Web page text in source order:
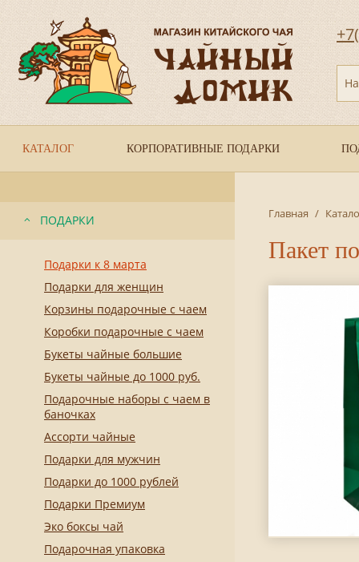
КАТАЛОГ КОРПОРАТИВНЫЕ ПОДАРКИ
ПОДАРКИ
Подарки к 8 марта
Подарки для женщин
Корзины подарочные с чаем
Коробки подарочные с чаем
Букеты чайные большие
Букеты чайные до 1000 руб.
Подарочные наборы с чаем в
баночках
Ассорти чайные
Подарки для мужчин
Подарки до 1000 рублей
Подарки Премиум
Эко боксы чай
Подарочная упаковка
Главная /
Пакет